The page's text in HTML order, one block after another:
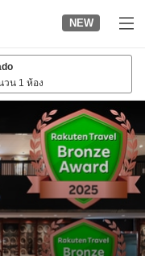
NEW
วน 1 ห้อง